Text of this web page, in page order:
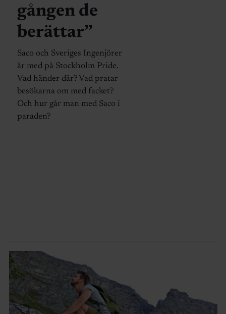
gången de
berättar”
Saco och Sveriges Ingenjörer
är med på Stockholm Pride.
Vad händer där? Vad pratar
besökarna om med facket?
Och hur går man med Saco i
paraden?